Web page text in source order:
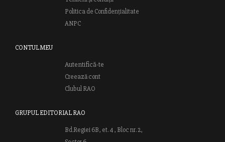
Politica de Confidențialitate
ANPC
CONTUL MEU
Autentifică-te
Creează cont
Clubul RAO
GRUPUL EDITORIAL RAO
Bd.Regiei 6B, et. 4 , Bloc nr. 2,